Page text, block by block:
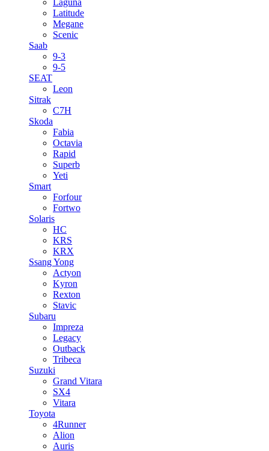
Laguna
Latitude
Megane
Scenic
Saab
9-3
9-5
SEAT
Leon
Sitrak
C7H
Skoda
Fabia
Octavia
Rapid
Superb
Yeti
Smart
Forfour
Fortwo
Solaris
HC
KRS
KRX
Ssang Yong
Actyon
Kyron
Rexton
Stavic
Subaru
Impreza
Legacy
Outback
Tribeca
Suzuki
Grand Vitara
SX4
Vitara
Toyota
4Runner
Alion
Auris